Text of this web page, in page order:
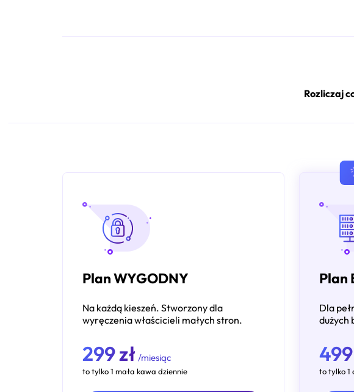
Rozliczaj
Plan WYGODNY
Na każdą kieszeń. Stworzony dla
wyręczenia właścicieli małych stron.
299 zł /miesiąc
to tylko 1 mała kawa dziennie
Plan
Dla
dużych
499
to tylko 1